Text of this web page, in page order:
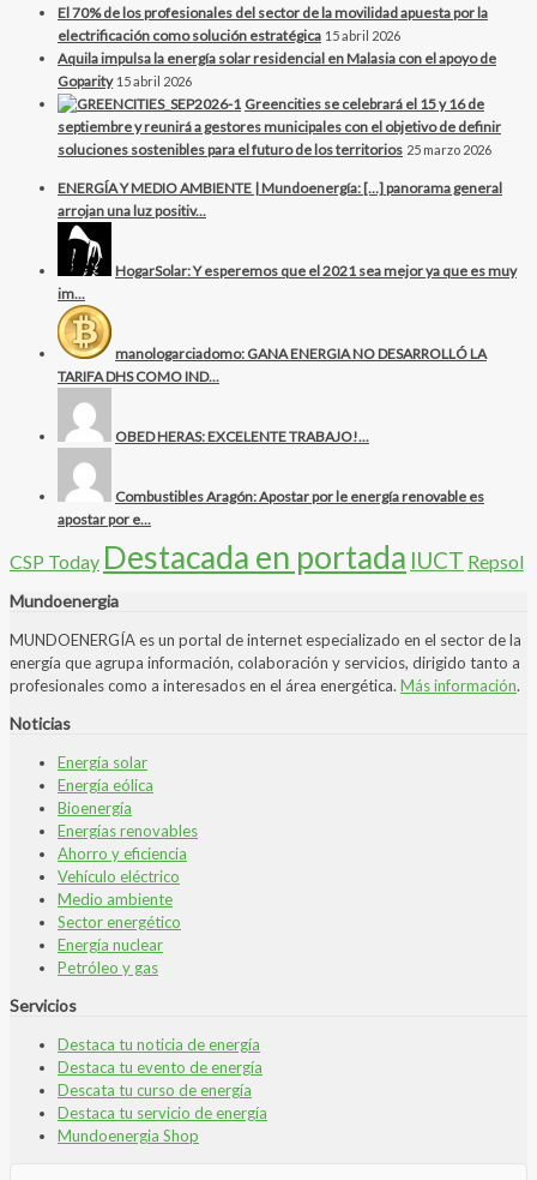
El 70% de los profesionales del sector de la movilidad apuesta por la
electrificación como solución estratégica 15 abril 2026
Aquila impulsa la energía solar residencial en Malasia con el apoyo de
Goparity 15 abril 2026
Greencities se celebrará el 15 y 16 de
septiembre y reunirá a gestores municipales con el objetivo de definir
soluciones sostenibles para el futuro de los territorios 25 marzo 2026
ENERGÍA Y MEDIO AMBIENTE | Mundoenergía: […] panorama general
arrojan una luz positiv...
HogarSolar: Y esperemos que el 2021 sea mejor ya que es muy
im...
manologarciadomo: GANA ENERGIA NO DESARROLLÓ LA
TARIFA DHS COMO IND...
OBED HERAS: EXCELENTE TRABAJO!...
Combustibles Aragón: Apostar por le energía renovable es
apostar por e...
CSP Today Destacada en portada IUCT Repsol
Mundoenergia
MUNDOENERGÍA es un portal de internet especializado en el sector de la
energía que agrupa información, colaboración y servicios, dirigido tanto a
profesionales como a interesados en el área energética. Más información.
Noticias
Energía solar
Energía eólica
Bioenergía
Energías renovables
Ahorro y eficiencia
Vehículo eléctrico
Medio ambiente
Sector energético
Energía nuclear
Petróleo y gas
Servicios
Destaca tu noticia de energía
Destaca tu evento de energía
Descata tu curso de energía
Destaca tu servicio de energía
Mundoenergia Shop